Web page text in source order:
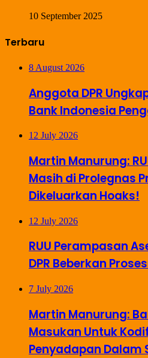
10 September 2025
Terbaru
8 August 2026
Anggota DPR
Bank Indonesia
12 July 2026
Martin Manurung:
Masih di Prolegnas
Dikeluarkan Hoaks!
12 July 2026
RUU Perampasan
DPR Beberkan
7 July 2026
Martin Manurung:
Masukan Untuk
Penyadapan Dalam